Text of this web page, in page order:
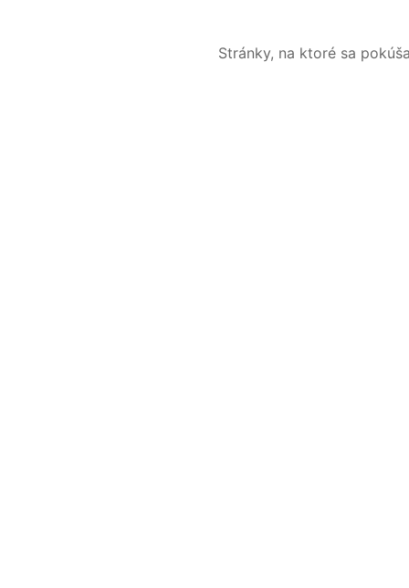
Stránky, na ktoré sa